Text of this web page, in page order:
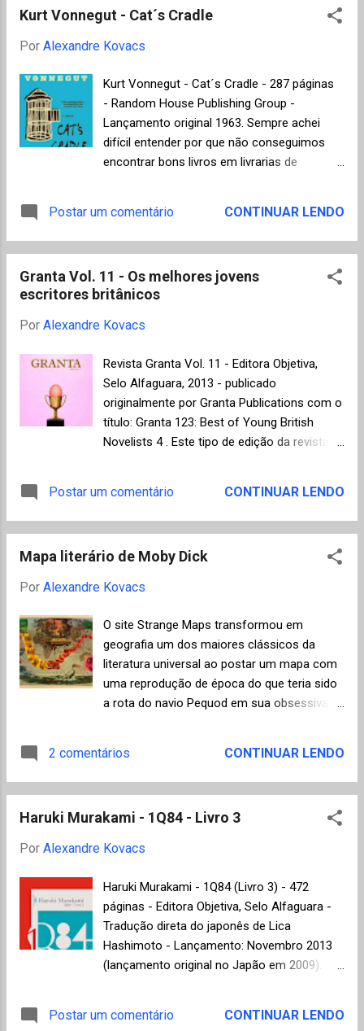
blog A originali...
mostra imigrantes africanos na cidade de
conhecer mais trabalhos de John
Stanmeyer, fotógrafo norte-americano da
revista Time e National Geographic.
Vencedor da categoria Notícias - Philippe
Lopez Em 2013, o tufão Hayan destruiu
sobreviventes em uma procissão religiosa
(cliquem na imagem para ampliá-la). Ela já
havia sido escolhida pela revista Time como
uma das 10 imagens emblemáticas do ano.
Kurt Vonnegut - Cat´s Cradle
Por Alexandre Kovacs
Kurt Vonnegut - Cat´s Cradle - 287 páginas
- Random House Publishing Group -
Lançamento original 1963. Sempre achei
difícil entender por que não conseguimos
encontrar bons livros em livrarias de
interessam por livros de autoajuda, best-
sellers ou revistas de fofoca? Bem, foi com
salvador em uma loja do aeroporto de
Houston ao aguardar um demorado voo de
conexão. O próprio Kurt Vonnegut, com a
acharia curiosa a pacífica convivência com
as publicações vizinhas. Cat´s Cradle
("Cama de Gato" em português) é um dos
romances mais fortes já escritos em
protesto contra o uso irresponsável da
Como sempre, Vonnegut consegue tratar de
um tipo de humor negro). A narrativa tem
como base uma pesquisa ...
Postar um comentário CONTINUAR LENDO
Granta Vol. 11 - Os melhores jovens
escritores britânicos
Por Alexandre Kovacs
Revista Granta Vol. 11 - Editora Objetiva,
Selo Alfaguara, 2013 - publicado
originalmente por Granta Publications com o
título: Granta 123: Best of Young British
Novelists 4 . Este tipo de edição da revista
cada dez anos, autores do nível de Martin
Amis, Julian Barnes, Kazuo Ishiguro, Salman
evento muito aguardado no mercado
autores selecionados, todos com menos de
40 anos e em sua maioria desconhecidos
do público brasileiro, pode ser conhecido
nesta matéria da BBC, sendo que Zadie
Smith e Adam Thirlwell foram os únicos já
em 2007 com uma edição traduzida dos
americanos (ver resenha do Mundo de K
clicando aqui ). Conforme explicação de
Postar um comentário CONTINUAR LENDO
Mapa literário de Moby Dick
Por Alexandre Kovacs
O site Strange Maps transformou em
geografia um dos maiores clássicos da
literatura universal ao postar um mapa com
uma reprodução de época do que teria sido
a rota do navio Pequod em sua obsessiva
definição neste site da Universidade de
Chicago). A ilustração representa a
capitão Ahab e sua infeliz tripulação, como
descrito no romance de Herman Melville,
América do Norte, navegando por todo o
Oceano Atlântico, cruzando o Cabo da Boa
Esperança, Oceano Índico e chegando ao
Oceano Pacífico até o final fatídico em
algum local da Nova Guiné. Uma ótima
oportunidade para relembrar personagens
Starbuck e, principalmente, o transtornado
2 comentários CONTINUAR LENDO
Haruki Murakami - 1Q84 - Livro 3
Por Alexandre Kovacs
Haruki Murakami - 1Q84 (Livro 3) - 472
páginas - Editora Objetiva, Selo Alfaguara -
Tradução direta do japonês de Lica
Hashimoto - Lançamento: Novembro 2013
(lançamento original no Japão em 2009).
1Q84 2 À medida que avançamos rumo ao
Postar um comentário CONTINUAR LENDO